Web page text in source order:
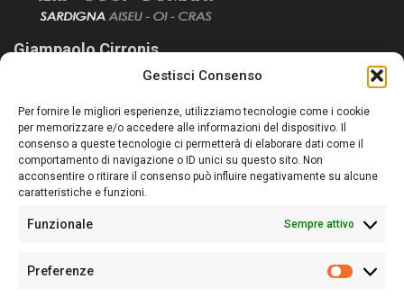
Gestisci Consenso
Per fornire le migliori esperienze, utilizziamo tecnologie come i cookie
per memorizzare e/o accedere alle informazioni del dispositivo. Il
consenso a queste tecnologie ci permetterà di elaborare dati come il
comportamento di navigazione o ID unici su questo sito. Non
acconsentire o ritirare il consenso può influire negativamente su alcune
caratteristiche e funzioni.
Funzionale Sempre attivo
Preferenze
Giampaolo Cirronis
Sardegna Ieri-Oggi-Domani nasce per informare “liberamente” i
lettori su quanto accade in Sardegna, con un occhio rivolto al
nostro passato e, soprattutto, al nostro futuro
Follow Us
Sede:Via Cristoforo Colombo 09013 Carbonia